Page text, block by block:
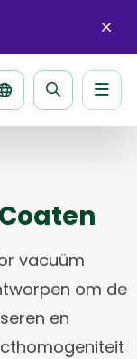
Zoek
vacuüm
om de
en